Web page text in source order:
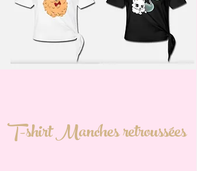
T-shirt Manches retroussées